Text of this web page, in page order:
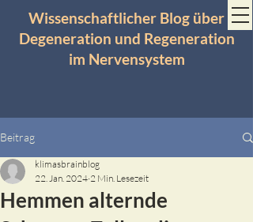
Wissenschaftlicher Blog über
Degeneration und Regeneration
im Nervensystem
Beitrag
Hemmen alternde
klimasbrainblog
22. Jan. 2024 2 Min. Lesezeit